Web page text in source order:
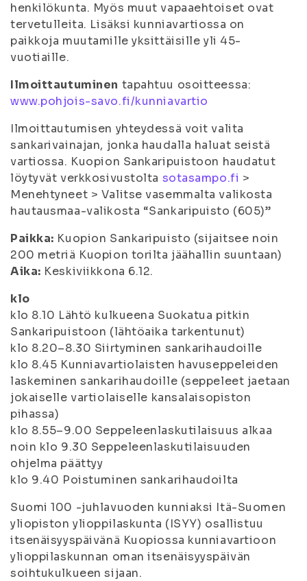
henkilökunta. Myös muut vapaaehtoiset ovat
tervetulleita. Lisäksi kunniavartiossa on
paikkoja muutamille yksittäisille yli 45-
vuotiaille.
Ilmoittautuminen tapahtuu osoitteessa:
www.pohjois-savo.fi/kunniavartio
Ilmoittautumisen yhteydessä voit valita
sankarivainajan, jonka haudalla haluat seistä
vartiossa. Kuopion Sankaripuistoon haudatut
löytyvät verkkosivustolta sotasampo.fi >
Menehtyneet > Valitse vasemmalta valikosta
hautausmaa-valikosta “Sankaripuisto (605)”
Paikka: Kuopion Sankaripuisto (sijaitsee noin
200 metriä Kuopion torilta jäähallin suuntaan)
Aika: Keskiviikkona 6.12.
klo
klo 8.10 Lähtö kulkueena Suokatua pitkin
Sankaripuistoon (lähtöaika tarkentunut)
klo 8.20–8.30 Siirtyminen sankarihaudoille
klo 8.45 Kunniavartiolaisten havuseppeleiden
laskeminen sankarihaudoille (seppeleet jaetaan
jokaiselle vartiolaiselle kansalaisopiston
pihassa)
klo 8.55–9.00 Seppeleenlaskutilaisuus alkaa
noin klo 9.30 Seppeleenlaskutilaisuuden
ohjelma päättyy
klo 9.40 Poistuminen sankarihaudoilta
Suomi 100 -juhlavuoden kunniaksi Itä-Suomen
yliopiston ylioppilaskunta (ISYY) osallistuu
itsenäisyyspäivänä Kuopiossa kunniavartioon
ylioppilaskunnan oman itsenäisyyspäivän
soihtukulkueen sijaan.